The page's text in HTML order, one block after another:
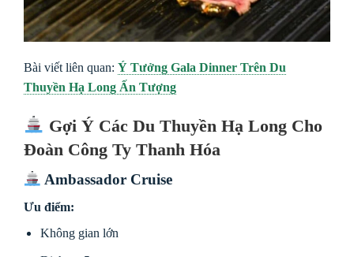
Bài viết liên quan: Ý Tưởng Gala Dinner Trên Du
Thuyền Hạ Long Ấn Tượng
Gợi Ý Các Du Thuyền Hạ Long Cho
Đoàn Công Ty Thanh Hóa
Ambassador Cruise
Ưu điểm:
Không gian lớn